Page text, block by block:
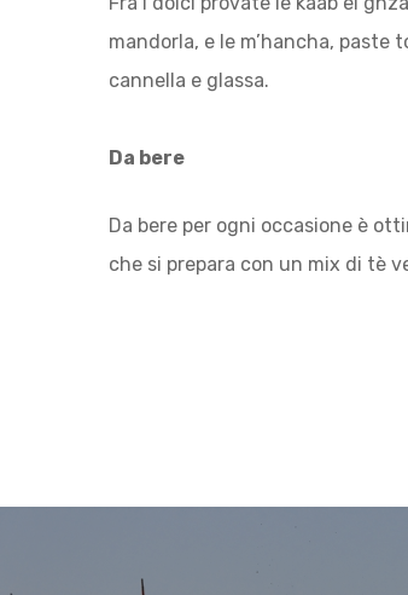
mandorla, e le m’hancha,
cannella e glassa.
Da bere
Da bere per ogni occasione è
che si prepara con un mix di tè